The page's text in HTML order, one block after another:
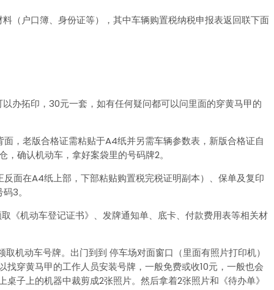
（户口簿、身份证等），其中车辆购置税纳税申报表返回联下面
办拓印，30元一套，如有任何疑问都可以问里面的穿黄马甲的
，老版合格证需粘贴于A4纸并另需车辆参数表，新版合格证自
确认机动车，拿好案袋里的号码牌2。
面在A4纸上部，下部粘贴购置税完税证明副本）、保单及复印
3。
《机动车登记证书》、发牌通知单、底卡、付款费用表等相关材
机动车号牌。出门到到 停车场对面窗口（里面有照片打印机）
穿黄马甲的工作人员安装号牌，一般免费或收10元，一般也会
子上的机器中裁剪成2张照片。然后拿着2张照片和《待办单》